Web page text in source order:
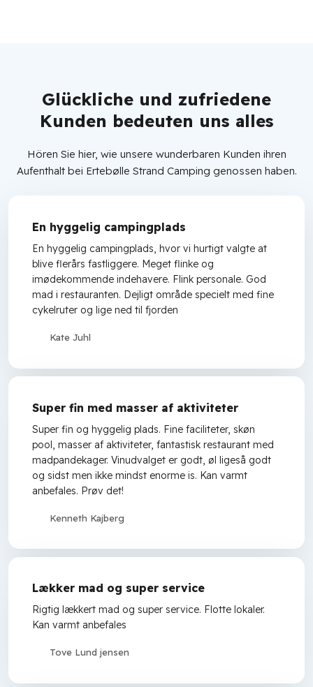
Glückliche und zufriedene
Kunden bedeuten uns alles
Hören Sie hier, wie unsere wunderbaren Kunden ihren
Aufenthalt bei Ertebølle Strand Camping genossen haben.
En hyggelig campingplads
En hyggelig campingplads, hvor vi hurtigt valgte at
blive flerårs fastliggere. Meget flinke og
imødekommende indehavere. Flink personale. God
mad i restauranten. Dejligt område specielt med fine
cykelruter og lige ned til fjorden
Kate Juhl
Super fin med masser af aktiviteter
Super fin og hyggelig plads. Fine faciliteter, skøn
pool, masser af aktiviteter, fantastisk restaurant med
madpandekager. Vinudvalget er godt, øl ligeså godt
og sidst men ikke mindst enorme is. Kan varmt
anbefales. Prøv det!
Kenneth Kajberg
Lækker mad og super service
Rigtig lækkert mad og super service. Flotte lokaler.
Kan varmt anbefales
Tove Lund jensen